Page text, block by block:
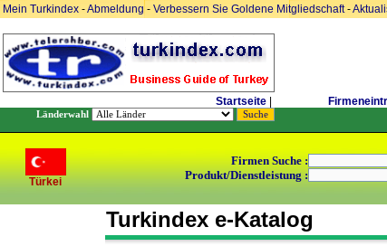
Mein Turkindex -Abmeldung- Verbessern Sie Goldene Mitgliedschaft-
Startseite
Länderwahl
Türkei
Firmen Suche :
Produkt/Dienstleistung :
Turkindex e-Katalog